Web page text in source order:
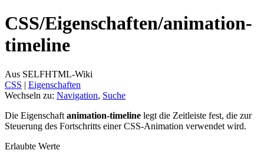
CSS/Eigenschaften/animation-
timeline
Aus SELFHTML-Wiki
CSS ‎ | Eigenschaften
Wechseln zu: Navigation, Suche
Die Eigenschaft animation-timeline legt die Zeitleiste fest, die zur
Steuerung des Fortschritts einer CSS-Animation verwendet wird.
Erlaubte Werte